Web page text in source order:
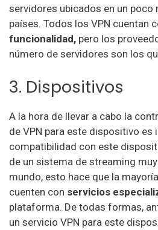
servidores ubicados en un poco
países. Todos los VPN cuentan
funcionalidad, pero los
número de servidores son los
3. Dispositivos
A la hora de llevar a cabo la
de VPN para este dispositivo es
compatibilidad con este
de un sistema de streaming
mundo, esto hace que la
cuenten con servicios
plataforma. De todas formas,
un servicio VPN para este